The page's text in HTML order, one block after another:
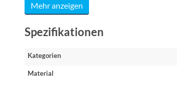
Mehr anzeigen
Spezifikationen
Kategorien
Material